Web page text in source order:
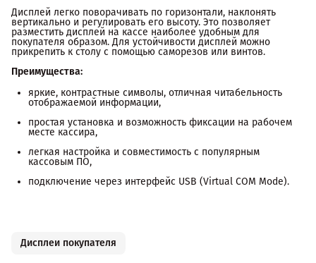
Дисплей легко поворачивать по горизонтали, наклонять
вертикально и регулировать его высоту. Это позволяет
разместить дисплей на кассе наиболее удобным для
покупателя образом. Для устойчивости дисплей можно
прикрепить к столу с помощью саморезов или винтов.
Преимущества:
яркие, контрастные символы, отличная читабельность
отображаемой информации,
простая установка и возможность фиксации на рабочем
месте кассира,
легкая настройка и совместимость с популярным
кассовым ПО,
подключение через интерфейс USB (Virtual COM Mode).
Дисплеи покупателя